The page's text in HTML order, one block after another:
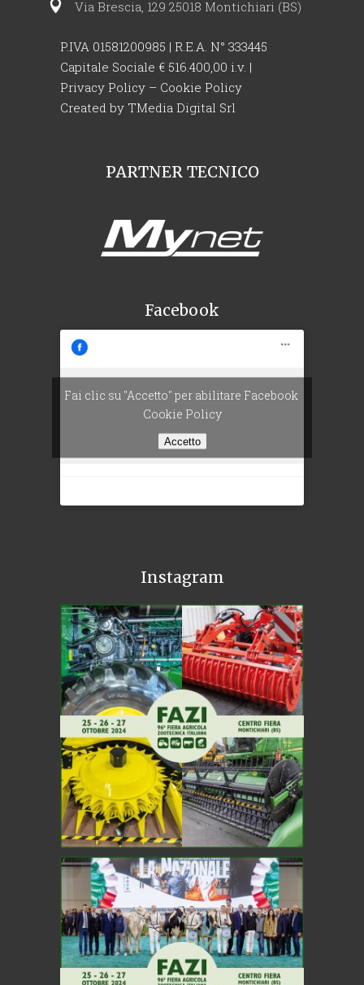
Via Brescia, 129 25018 Montichiari (BS)
P.IVA 01581200985 | R.E.A. N° 333445
Capitale Sociale € 516.400,00 i.v. |
Privacy Policy – Cookie Policy
Created by TMedia Digital Srl
PARTNER TECNICO
Facebook
Fai clic su "Accetto" per abilitare Facebook
Cookie Policy
Accetto
Instagram